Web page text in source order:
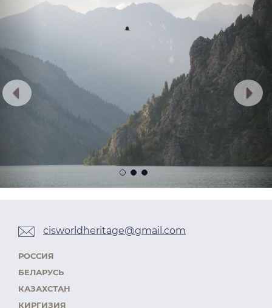
cisworldheritage@gmail.com
РОССИЯ
БЕЛАРУСЬ
КАЗАХСТАН
КИРГИЗИЯ